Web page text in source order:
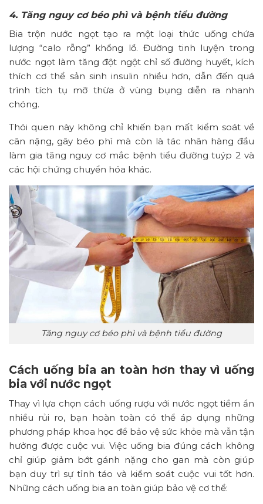
4. Tăng nguy cơ béo phì và bệnh tiểu đường
Bia trộn nước ngọt tạo ra một loại thức uống chứa
lượng “calo rỗng” khổng lồ. Đường tinh luyện trong
nước ngọt làm tăng đột ngột chỉ số đường huyết, kích
thích cơ thể sản sinh insulin nhiều hơn, dẫn đến quá
trình tích tụ mỡ thừa ở vùng bụng diễn ra nhanh
chóng.
Thói quen này không chỉ khiến bạn mất kiểm soát về
cân nặng, gây béo phì mà còn là tác nhân hàng đầu
làm gia tăng nguy cơ mắc bệnh tiểu đường tuýp 2 và
các hội chứng chuyển hóa khác.
Tăng nguy cơ béo phì và bệnh tiểu đường
Cách uống bia an toàn hơn thay vì uống
bia với nước ngọt
Thay vì lựa chọn cách uống rượu với nước ngọt tiềm ẩn
nhiều rủi ro, bạn hoàn toàn có thể áp dụng những
phương pháp khoa học để bảo vệ sức khỏe mà vẫn tận
hưởng được cuộc vui. Việc uống bia đúng cách không
chỉ giúp giảm bớt gánh nặng cho gan mà còn giúp
bạn duy trì sự tỉnh táo và kiểm soát cuộc vui tốt hơn.
Những cách uống bia an toàn giúp bảo vệ cơ thể: